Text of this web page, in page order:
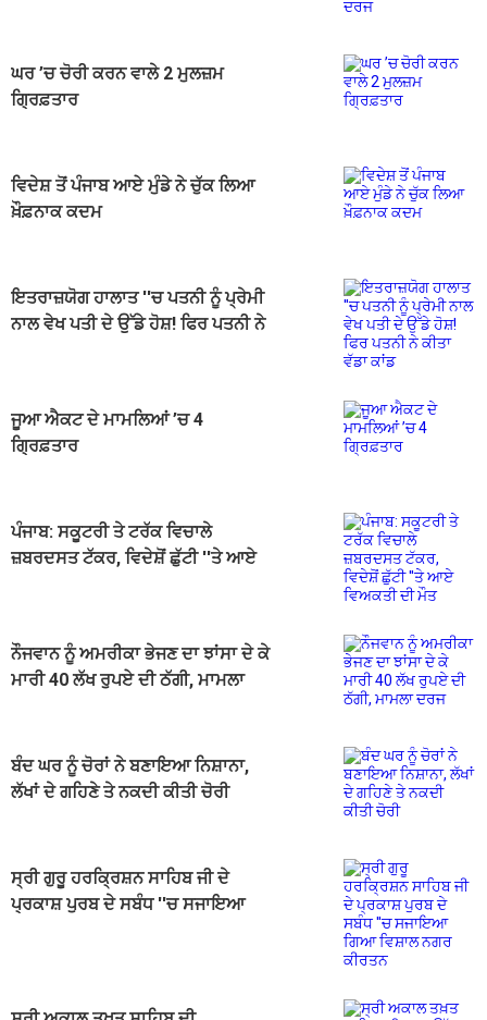
ਘਰ ’ਚ ਚੋਰੀ ਕਰਨ ਵਾਲੇ 2 ਮੁਲਜ਼ਮ
ਗ੍ਰਿਫ਼ਤਾਰ
ਵਿਦੇਸ਼ ਤੋਂ ਪੰਜਾਬ ਆਏ ਮੁੰਡੇ ਨੇ ਚੁੱਕ ਲਿਆ
ਖ਼ੌਫ਼ਨਾਕ ਕਦਮ
ਇਤਰਾਜ਼ਯੋਗ ਹਾਲਾਤ ''ਚ ਪਤਨੀ ਨੂੰ ਪ੍ਰੇਮੀ
ਨਾਲ ਵੇਖ ਪਤੀ ਦੇ ਉੱਡੇ ਹੋਸ਼! ਫਿਰ ਪਤਨੀ ਨੇ
ਜੂਆ ਐਕਟ ਦੇ ਮਾਮਲਿਆਂ ’ਚ 4
ਗ੍ਰਿਫ਼ਤਾਰ
ਪੰਜਾਬ: ਸਕੂਟਰੀ ਤੇ ਟਰੱਕ ਵਿਚਾਲੇ
ਜ਼ਬਰਦਸਤ ਟੱਕਰ, ਵਿਦੇਸ਼ੋਂ ਛੁੱਟੀ ''ਤੇ ਆਏ
ਨੌਜਵਾਨ ਨੂੰ ਅਮਰੀਕਾ ਭੇਜਣ ਦਾ ਝਾਂਸਾ ਦੇ ਕੇ
ਮਾਰੀ 40 ਲੱਖ ਰੁਪਏ ਦੀ ਠੱਗੀ, ਮਾਮਲਾ
ਬੰਦ ਘਰ ਨੂੰ ਚੋਰਾਂ ਨੇ ਬਣਾਇਆ ਨਿਸ਼ਾਨਾ,
ਲੱਖਾਂ ਦੇ ਗਹਿਣੇ ਤੇ ਨਕਦੀ ਕੀਤੀ ਚੋਰੀ
ਸ੍ਰੀ ਗੁਰੂ ਹਰਕ੍ਰਿਸ਼ਨ ਸਾਹਿਬ ਜੀ ਦੇ
ਪ੍ਰਕਾਸ਼ ਪੁਰਬ ਦੇ ਸਬੰਧ ''ਚ ਸਜਾਇਆ